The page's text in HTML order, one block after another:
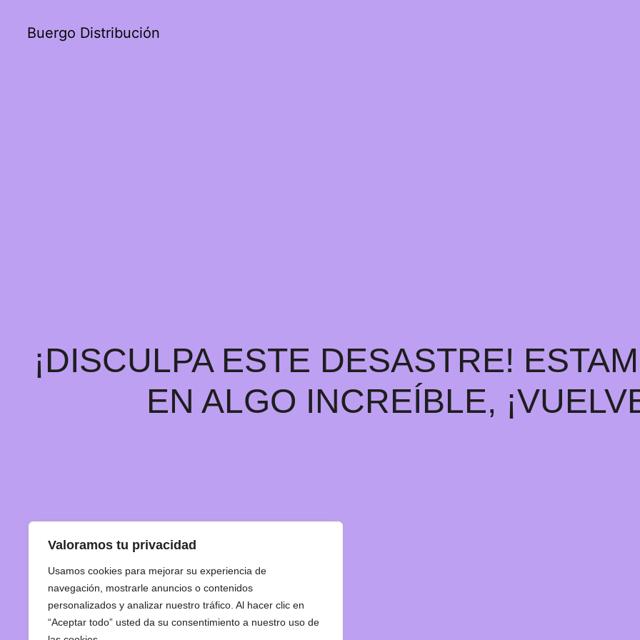
Valoramos tu privacidad
Usamos cookies para mejorar su experiencia de
navegación, mostrarle anuncios o contenidos
personalizados y analizar nuestro tráfico. Al hacer clic en
“Aceptar todo” usted da su consentimiento a nuestro uso de
Buergo Distribución
¡DISCULPA ESTE DESASTRE!
EN ALGO INCREÍBLE,